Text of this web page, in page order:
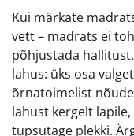
Kui märkate
vett – madrats ei
põhjustada
lahus: üks osa
õrnatoimelist
lahust kergelt
tupsutage plekki.